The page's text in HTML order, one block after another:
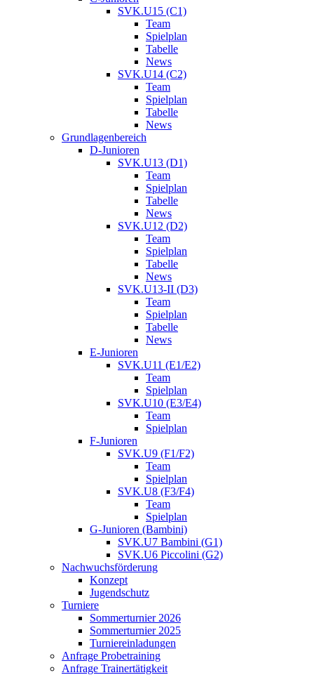
SVK.U15 (C1)
Team
Spielplan
Tabelle
News
SVK.U14 (C2)
Team
Spielplan
Tabelle
News
Grundlagenbereich
D-Junioren
SVK.U13 (D1)
Team
Spielplan
Tabelle
News
SVK.U12 (D2)
Team
Spielplan
Tabelle
News
SVK.U13-II (D3)
Team
Spielplan
Tabelle
News
E-Junioren
SVK.U11 (E1/E2)
Team
Spielplan
SVK.U10 (E3/E4)
Team
Spielplan
F-Junioren
SVK.U9 (F1/F2)
Team
Spielplan
SVK.U8 (F3/F4)
Team
Spielplan
G-Junioren (Bambini)
SVK.U7 Bambini (G1)
SVK.U6 Piccolini (G2)
Nachwuchsförderung
Konzept
Jugendschutz
Turniere
Sommerturnier 2026
Sommerturnier 2025
Turniereinladungen
Anfrage Probetraining
Anfrage Trainertätigkeit